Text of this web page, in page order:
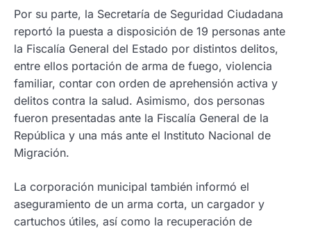
Por su parte, la Secretaría de Seguridad Ciudadana
reportó la puesta a disposición de 19 personas ante
la Fiscalía General del Estado por distintos delitos,
entre ellos portación de arma de fuego, violencia
familiar, contar con orden de aprehensión activa y
delitos contra la salud. Asimismo, dos personas
fueron presentadas ante la Fiscalía General de la
República y una más ante el Instituto Nacional de
Migración.
La corporación municipal también informó el
aseguramiento de un arma corta, un cargador y
cartuchos útiles, así como la recuperación de